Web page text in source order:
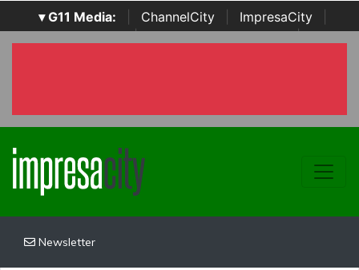
▾ G11 Media: ChannelCity ImpresaCity
SecurityOpenLab | Italian Channel Awards | Italian
Newsletter